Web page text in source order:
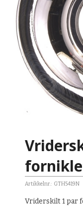
Artikkelnr.: GTH5419N
Vriderskilt 1 par